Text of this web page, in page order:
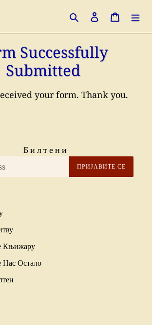
Search Log in Cart
Successfully
Submitted
your form. Thank you.
Билтени
ПРИЈАВИТЕ СЕ
Књижару
Нас Остало